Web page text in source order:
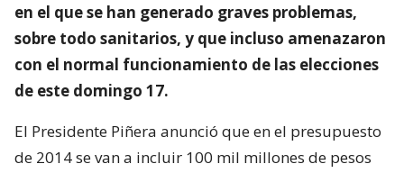
en el que se han generado graves problemas,
sobre todo sanitarios, y que incluso amenazaron
con el normal funcionamiento de las elecciones
de este domingo 17.
El Presidente Piñera anunció que en el presupuesto
de 2014 se van a incluir 100 mil millones de pesos